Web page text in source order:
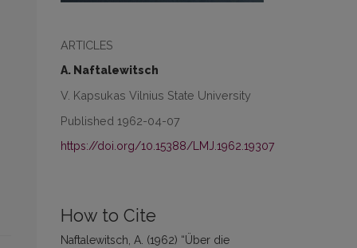
ARTICLES
A. Naftalewitsch
V. Kapsukas Vilnius State University
Published 1962-04-07
https://doi.org/10.15388/LMJ.1962.19307
How to Cite
Naftalewitsch, A. (1962) “Über die